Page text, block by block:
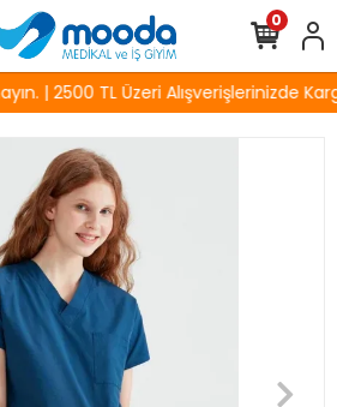
| 2500 TL Üzeri Alışverişlerinizde
0